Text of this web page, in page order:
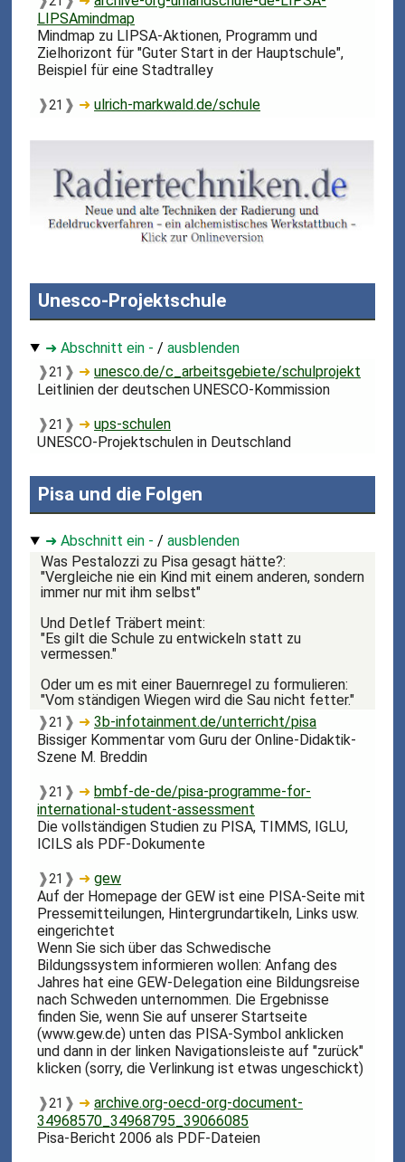
LIPSAmindmap
Mindmap zu LIPSA-Aktionen, Programm und
Zielhorizont für "Guter Start in der Hauptschule",
Beispiel für eine Stadtralley
❱21 ❱ ➜ulrich-markwald.de/schule
Unesco-Projektschule
➜ Abschnitt ein - /ausblenden
❱21 ❱ ➜unesco.de/c_arbeitsgebiete/schulprojekt
Leitlinien der deutschen UNESCO-Kommission
❱21 ❱ ➜ups-schulen
UNESCO-Projektschulen in Deutschland
Pisa und die Folgen
➜ Abschnitt ein - /ausblenden
Was Pestalozzi zu Pisa gesagt hätte?:
"Vergleiche nie ein Kind mit einem anderen, sondern
immer nur mit ihm selbst"
Und Detlef Träbert meint:
"Es gilt die Schule zu entwickeln statt zu
vermessen."
Oder um es mit einer Bauernregel zu formulieren:
"Vom ständigen Wiegen wird die Sau nicht fetter."
❱21 ❱ ➜3b-infotainment.de/unterricht/pisa
Bissiger Kommentar vom Guru der Online-Didaktik-
Szene M. Breddin
❱21 ❱ ➜bmbf-de-de/pisa-programme-for-
international-student-assessment
Die vollständigen Studien zu PISA, TIMMS, IGLU,
ICILS als PDF-Dokumente
❱21 ❱ ➜gew
Auf der Homepage der GEW ist eine PISA-Seite mit
Pressemitteilungen, Hintergrundartikeln, Links usw.
eingerichtet
Wenn Sie sich über das Schwedische
Bildungssystem informieren wollen: Anfang des
Jahres hat eine GEW-Delegation eine Bildungsreise
nach Schweden unternommen. Die Ergebnisse
finden Sie, wenn Sie auf unserer Startseite
(www.gew.de) unten das PISA-Symbol anklicken
und dann in der linken Navigationsleiste auf "zurück"
klicken (sorry, die Verlinkung ist etwas ungeschickt)
❱21 ❱ ➜archive.org-oecd-org-document-
34968570_34968795_39066085
Pisa-Bericht 2006 als PDF-Dateien